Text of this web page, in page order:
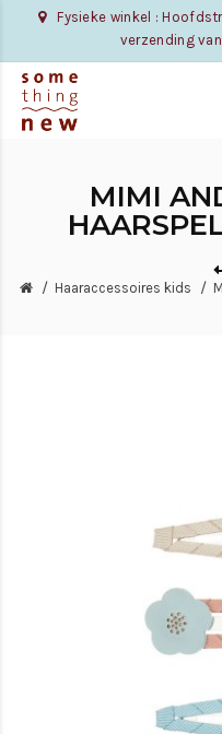
Fysieke winkel :
verzending
MIMI
Haaraccessoires kids